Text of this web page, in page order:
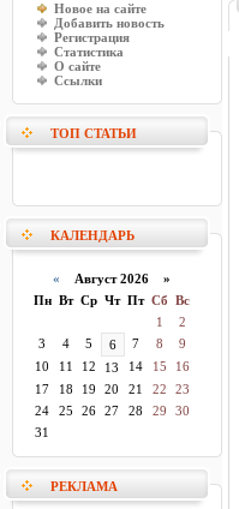
Новое на сайте
Добавить новость
Регистрация
Статистика
О сайте
Ссылки
ТОП СТАТЬИ
КАЛЕНДАРЬ
« Август 2026 »
Пн Вт Ср Чт Пт Сб Вс
1
2
3
4 5 6 7 8
9
10
11 12 13 14 15
16
17
18 19 20 21 22
23
24
25 26 27 28 29
30
31
РЕКЛАМА